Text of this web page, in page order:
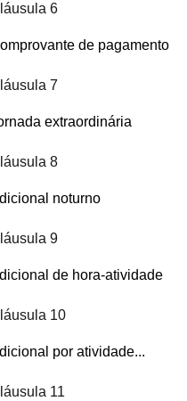
6
de pagamento
7
extraordinária
8
noturno
9
de hora-atividade
10
por atividade...
11